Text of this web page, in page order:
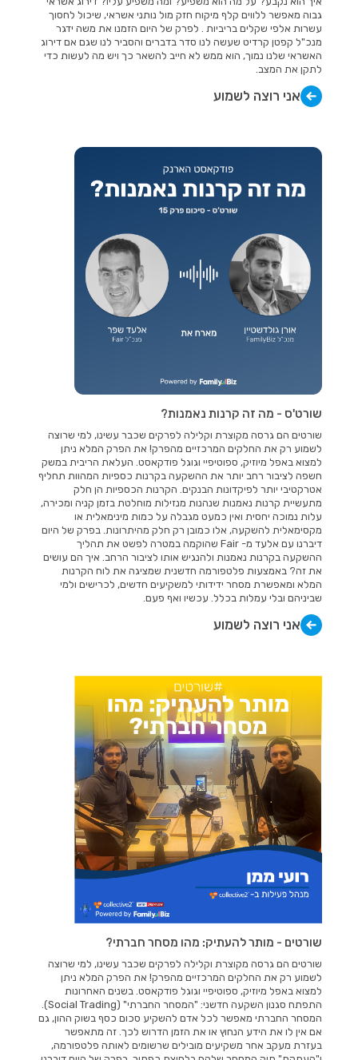
גבוה מאפשר ללווים קלף מיקוח חזק מול נותני אשראי, שיכול לחסוך
עשרות אלפי שקלים בריביות . לפרק של היום הזמנו את משה ידגר
מנכ"ל קפטן קרדיט שעשה לנו סדר בדברים והסביר לנו שגם אם דירוג
האשראי שלנו נמוך, הוא ממש לא חייב להשאר כך ויש מה לעשות כדי
לתקן את המצב.
אני רוצה לשמוע
שורט'ס - מה זה קרנות נאמנות?
שורטים הם גרסה מקוצרת וקלילה לפרקים שכבר עשינו, למי שרוצה
לשמוע רק את החלקים המרכזיים מהפרק! את הפרק המלא ניתן
למצוא באפל מיוזיק, ספוטיפיי וגוגל פודקאסט. העלאת הריבית במשק
חשפה לציבור רחב יותר את ההשקעה בקרנות כספיות המהוות תחליף
אטרקטיבי יותר לפיקדונות הבנקים. הקרנות הכספיות הן חלק
מתעשיית קרנות נאמנות שנהנות מנזילות מוחלטת בזמן קניה ומכירה,
עלות נמוכה יחסית ואין כמעט מגבלה על כמות מינימאלית או
מקסימאלית להשקעה, אלו כמובן רק חלק מהיתרונות. בפרק של היום
דיברנו עם אלעד מ- Fair שהוקמה במטרה לפשט את תהליך
ההשקעה בקרנות נאמנות ולהנגיש אותו לציבור הרחב. איך הם עושים
את זה? באמצעות פלטפורמה חדשנית שמציגה את לוח הקרנות
המלא ומאפשרת מסחר ידידותי למשקיעים חדשים, לכרישים ולמי
שביניהם ובלי עמלות בכלל. עכשיו ואף פעם.
אני רוצה לשמוע
שורטים - מותר להעתיק: מהו מסחר חברתי?
שורטים הם גרסה מקוצרת וקלילה לפרקים שכבר עשינו, למי שרוצה
לשמוע רק את החלקים המרכזיים מהפרק! את הפרק המלא ניתן
למצוא באפל מיוזיק, ספוטיפיי וגוגל פודקאסט. בשנים האחרונות
התפתח סגנון השקעה חדשני: "המסחר החברתי" (Social Trading).
המסחר החברתי מאפשר לכל אדם להשקיע סכום כסף בשוק ההון, גם
אם אין לו את הידע הנחוץ או את הזמן הדרוש לכך. זה מתאפשר
בעזרת מעקב אחר משקיעים מובילים שרשומים לאותה פלטפורמה,